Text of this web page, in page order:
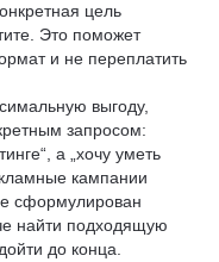
цель
Это поможет
и не переплатить
выгоду,
запросом:
а „хочу уметь
кампании
сформулирован
найти подходящую
до конца.